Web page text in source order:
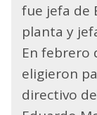
fue jefa de
planta y
En febrero
eligieron
directivo